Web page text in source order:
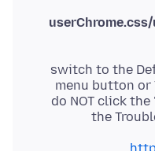
switch to the
menu button or
do NOT click
the